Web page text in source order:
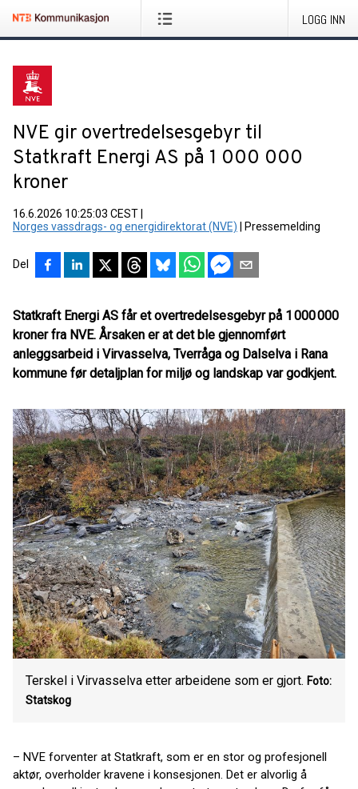
LOGG INN
NVE gir overtredelsesgebyr til
Statkraft Energi AS på 1 000 000
kroner
16.6.2026 10:25:03 CEST
Norges vassdrags- og energidirektorat (NVE)
Pressemelding
Del
Statkraft Energi AS får et overtredelsesgebyr på 1 000 000
kroner fra NVE. Årsaken er at det ble gjennomført
anleggsarbeid i Virvasselva, Tverråga og Dalselva i Rana
kommune før detaljplan for miljø og landskap var godkjent.
Terskel i Virvasselva etter arbeidene som er gjort. Foto:
Statskog
– NVE forventer at Statkraft, som er en stor og profesjonell
aktør, overholder kravene i konsesjonen. Det er alvorlig å